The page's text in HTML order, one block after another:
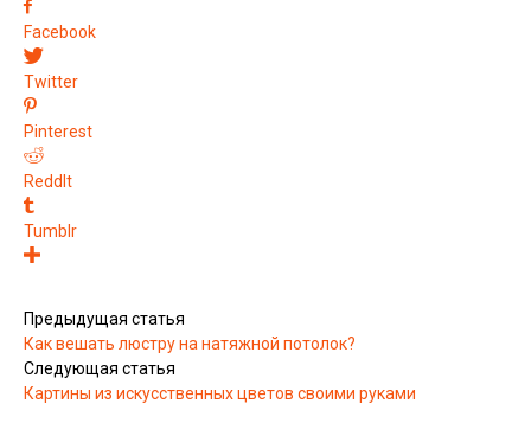
Facebook
Twitter
Pinterest
ReddIt
Tumblr
Предыдущая статья
Как вешать люстру на натяжной потолок?
Следующая статья
Картины из искусственных цветов своими руками